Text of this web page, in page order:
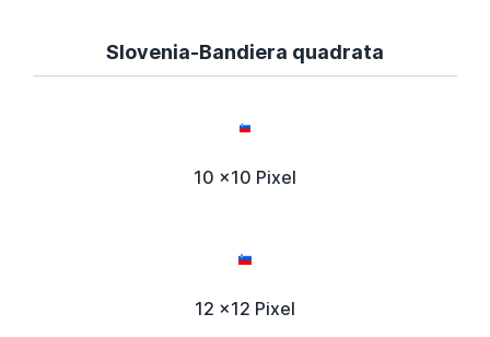
Slovenia-Bandiera quadrata
10 x10 Pixel
12 x12 Pixel